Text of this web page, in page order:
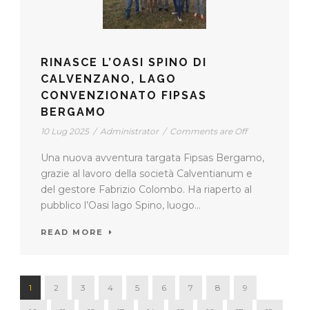
RINASCE L’OASI SPINO DI
CALVENZANO, LAGO
CONVENZIONATO FIPSAS
BERGAMO
10 Lug 2025 / Administrator / Comments are Off
Una nuova avventura targata Fipsas Bergamo,
grazie al lavoro della società Calventianum e
del gestore Fabrizio Colombo. Ha riaperto al
pubblico l’Oasi lago Spino, luogo...
READ MORE
1 2 3 4 5 6 7 8 9